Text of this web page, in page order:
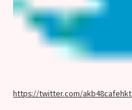
https://twitter.com/akb48cafehkt